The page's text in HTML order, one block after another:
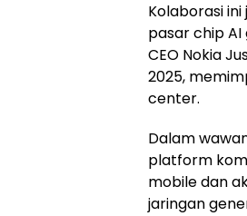
Kolaborasi
pasar chip AI
CEO Nokia
2025,
center.
Dalam
platform
mobile dan
jaringan